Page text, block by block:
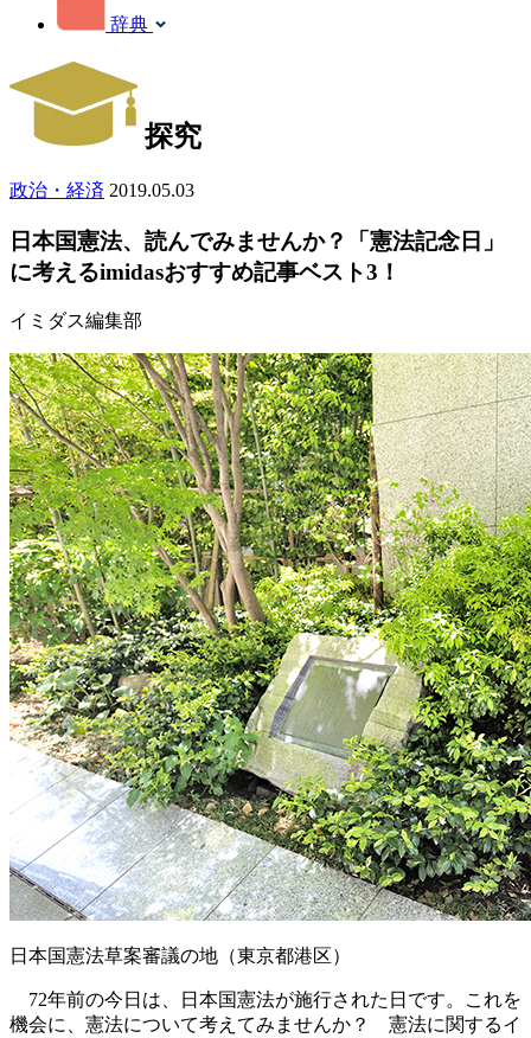
辞典
探究
政治・経済 2019.05.03
日本国憲法、読んでみませんか？「憲法記念日」
に考えるimidasおすすめ記事ベスト3！
イミダス編集部
日本国憲法草案審議の地（東京都港区）
72年前の今日は、日本国憲法が施行された日です。これを
機会に、憲法について考えてみませんか？ 憲法に関するイ